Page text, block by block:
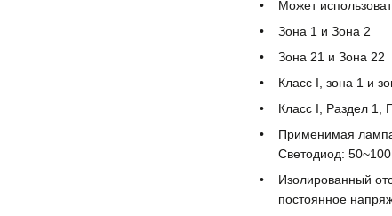
Может
Зона 1 и Зона 2
Зона 21 и Зона 22
Класс I, зона 1 и
Класс I, Раздел 1,
Применимая
Светодиод:
Изолированный
постоянное